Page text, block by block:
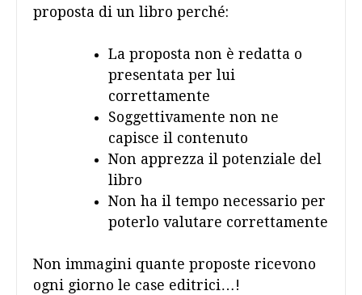
proposta di un libro perché:
La proposta non è redatta o
presentata per lui
correttamente
Soggettivamente non ne
capisce il contenuto
Non apprezza il potenziale del
libro
Non ha il tempo necessario per
poterlo valutare correttamente
Non immagini quante proposte ricevono
ogni giorno le case editrici…!